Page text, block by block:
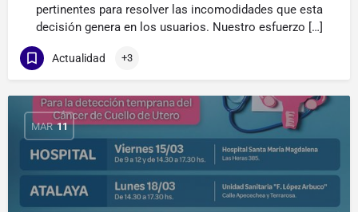
pertinentes para resolver las incomodidades que esta
decisión genera en los usuarios. Nuestro esfuerzo […]
Actualidad +3
MAR 11